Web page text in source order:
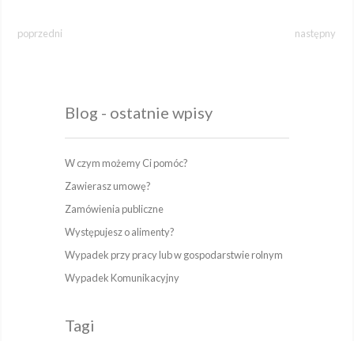
poprzedni następny
Blog - ostatnie wpisy
W czym możemy Ci pomóc?
Zawierasz umowę?
Zamówienia publiczne
Występujesz o alimenty?
Wypadek przy pracy lub w gospodarstwie rolnym
Wypadek Komunikacyjny
Tagi